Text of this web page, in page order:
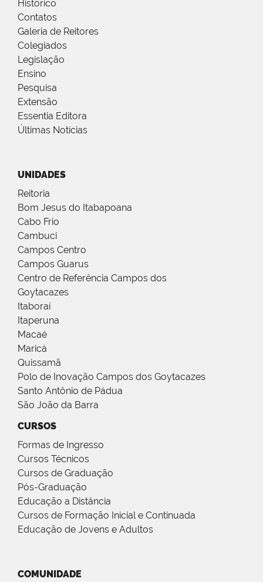
Histórico
Contatos
Galeria de Reitores
Colegiados
Legislação
Ensino
Pesquisa
Extensão
Essentia Editora
Últimas Notícias
UNIDADES
Reitoria
Bom Jesus do Itabapoana
Cabo Frio
Cambuci
Campos Centro
Campos Guarus
Centro de Referência Campos dos
Goytacazes
Itaboraí
Itaperuna
Macaé
Maricá
Quissamã
Polo de Inovação Campos dos Goytacazes
Santo Antônio de Pádua
São João da Barra
CURSOS
Formas de Ingresso
Cursos Técnicos
Cursos de Graduação
Pós-Graduação
Educação a Distância
Cursos de Formação Inicial e Continuada
Educação de Jovens e Adultos
COMUNIDADE